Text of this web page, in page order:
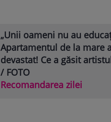
„Unii oameni nu au
Apartamentul de la mare
devastat! Ce a găsit
/ FOTO
Recomandarea zilei